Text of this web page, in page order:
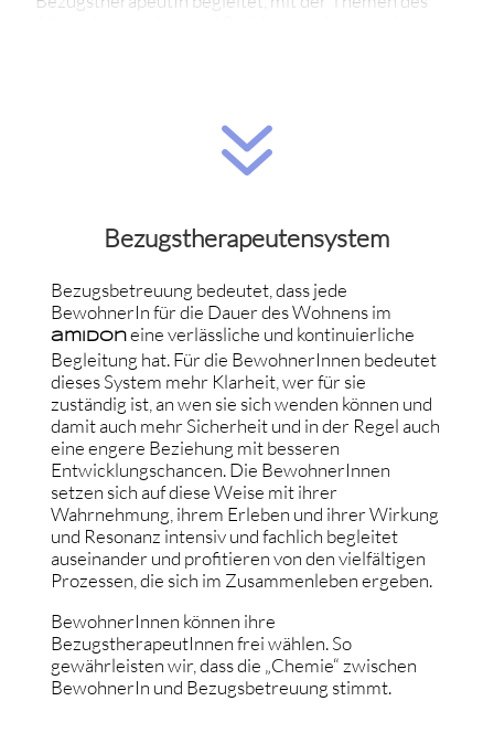
Symptomgruppe, therapeutische Einzelgespräche
(bei der BezugstherapeutIn und/oder PsychologIn),
WG-Sitzungen, das gemeinschaftliche Essen, die
Tägliche Reflexionsrunden ergänzen diese Betreuung
Familienarbeit und unsere jährlich stattfindenden
Familientage.
7
Bezugstherapeutensystem
Bezugsbetreuung bedeutet, dass jede
BewohnerIn für die Dauer des Wohnens im
amIDon eine verlässliche und kontinuierliche
Begleitung hat. Für die BewohnerInnen bedeutet
dieses System mehr Klarheit, wer für sie
zuständig ist, an wen sie sich wenden können und
damit auch mehr Sicherheit und in der Regel auch
eine engere Beziehung mit besseren
Entwicklungschancen. Die BewohnerInnen
setzen sich auf diese Weise mit ihrer
Wahrnehmung, ihrem Erleben und ihrer Wirkung
und Resonanz intensiv und fachlich begleitet
auseinander und profitieren von den vielfältigen
Prozessen, die sich im Zusammenleben ergeben.
BewohnerInnen können ihre
BezugstherapeutInnen frei wählen. So
gewährleisten wir, dass die „Chemie“ zwischen
BewohnerIn und Bezugsbetreuung stimmt.